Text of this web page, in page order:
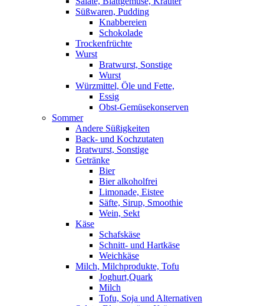
Süßwaren, Pudding
Knabbereien
Schokolade
Trockenfrüchte
Wurst
Bratwurst, Sonstige
Wurst
Würzmittel, Öle und Fette,
Essig
Obst-Gemüsekonserven
Sommer
Andere Süßigkeiten
Back- und Kochzutaten
Bratwurst, Sonstige
Getränke
Bier
Bier alkoholfrei
Limonade, Eistee
Säfte, Sirup, Smoothie
Wein, Sekt
Käse
Schafskäse
Schnitt- und Hartkäse
Weichkäse
Milch, Milchprodukte, Tofu
Joghurt,Quark
Milch
Tofu, Soja und Alternativen